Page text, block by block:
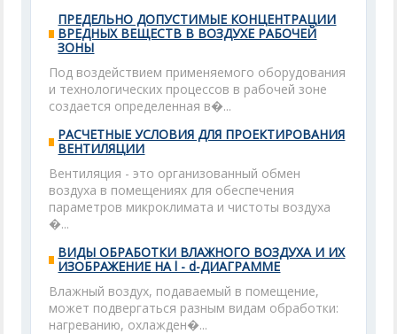
ПРЕДЕЛЬНО ДОПУСТИМЫЕ КОНЦЕНТРАЦИИ
ВРЕДНЫХ ВЕЩЕСТВ В ВОЗДУХЕ РАБОЧЕЙ
ЗОНЫ
Под воздействием применяемого оборудования
и технологических процессов в рабочей зоне
создается определенная в�...
РАСЧЕТНЫЕ УСЛОВИЯ ДЛЯ ПРОЕКТИРОВАНИЯ
ВЕНТИЛЯЦИИ
Вентиляция - это организованный обмен
воздуха в помещениях для обеспечения
параметров микроклимата и чистоты воздуха
�...
ВИДЫ ОБРАБОТКИ ВЛАЖНОГО ВОЗДУХА И ИХ
ИЗОБРАЖЕНИЕ НА l - d-ДИАГРАММЕ
Влажный воздух, подаваемый в помещение,
может подвергаться разным видам обработки:
нагреванию, охлажден�...